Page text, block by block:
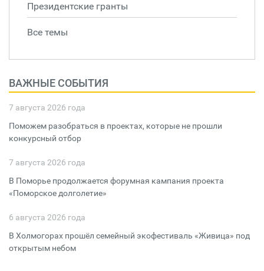
Президентские гранты
Все темы
ВАЖНЫЕ СОБЫТИЯ
7 августа 2026 года
Поможем разобраться в проектах, которые не прошли
конкурсный отбор
7 августа 2026 года
В Поморье продолжается форумная кампания проекта
«Поморское долголетие»
6 августа 2026 года
В Холмогорах прошёл семейный экофестиваль «Живица» под
открытым небом